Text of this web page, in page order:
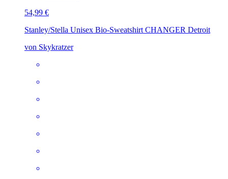
54,99 €
Stanley/Stella Unisex Bio-Sweatshirt CHANGER Detroit
von Skykratzer